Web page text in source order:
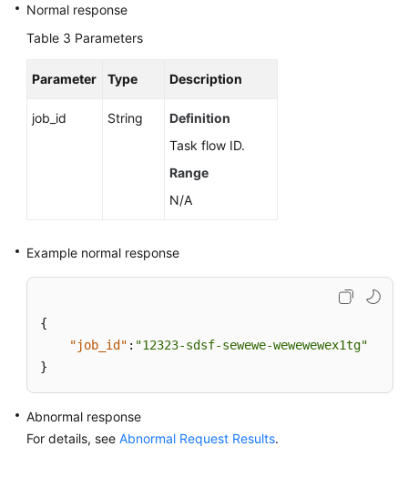
Normal response
Table 3 Parameters
Parameter Type Description
job_id String
Definition
Task flow ID.
Range
N/A
Example normal response
{
"job_id" : "12323-sdsf-sewewe-wewewewex1tg"
}
Abnormal response
For details, see Abnormal Request Results.